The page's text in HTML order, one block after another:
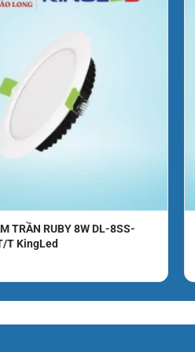
khi trời sáng
TRẦN RUBY 8W DL-8SS-
T KingLed